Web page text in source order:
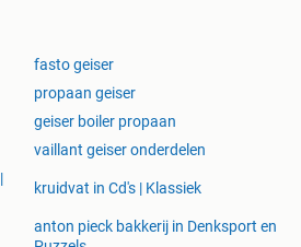
fasto geiser
propaan geiser
geiser boiler propaan
vaillant geiser onderdelen
kruidvat in Cd's | Klassiek
anton pieck bakkerij in Denksport en